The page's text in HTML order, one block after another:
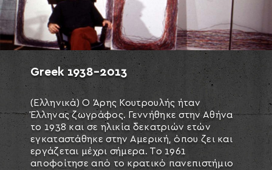
Greek 1938-2013
(Ελληνικά) Ο Άρης Κουτρουλής ήταν
Έλληνας ζωγράφος. Γεννήθηκε στην Αθήνα
το 1938 και σε ηλικία δεκατριών ετών
εγκαταστάθηκε στην Αμερική, όπου ζει και
εργάζεται μέχρι σήμερα. Το 1961
αποφοίτησε από το κρατικό πανεπιστήμιο